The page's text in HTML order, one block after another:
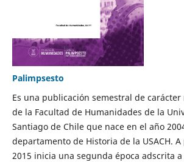
Palimpsesto
Es una publicación semestral de
de la Facultad de Humanidades de la
Santiago de Chile que nace en el año
departamento de Historia de la USACH.
2015 inicia una segunda época adscrita